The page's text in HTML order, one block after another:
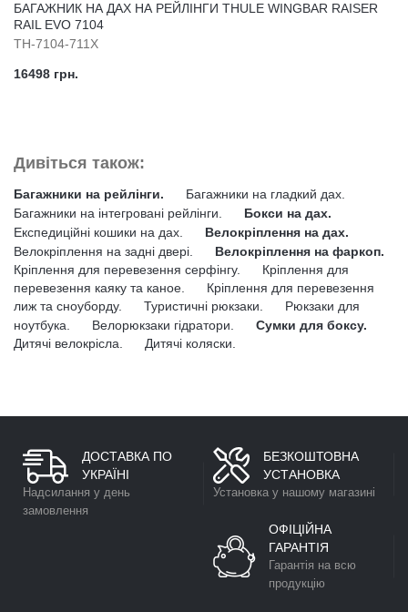
БАГАЖНИК НА ДАХ НА РЕЙЛІНГИ THULE WINGBAR RAISER
RAIL EVO 7104
TH-7104-711X
16498 грн.
Дивіться також:
Багажники на рейлінги.
Багажники на гладкий дах.
Багажники на інтегровані рейлінги.
Бокси на дах.
Експедиційні кошики на дах.
Велокріплення на дах.
Велокріплення на задні двері.
Велокріплення на фаркоп.
Кріплення для перевезення серфінгу.
Кріплення для
перевезення каяку та каное.
Кріплення для перевезення
лиж та сноуборду.
Туристичні рюкзаки.
Рюкзаки для
ноутбука.
Велорюкзаки гідратори.
Сумки для боксу.
Дитячі велокрісла.
Дитячі коляски.
ДОСТАВКА ПО
УКРАЇНІ
Надсилання у день
замовлення
БЕЗКОШТОВНА
УСТАНОВКА
Установка у нашому магазині
ОФІЦІЙНА
ГАРАНТІЯ
Гарантія на всю
продукцію